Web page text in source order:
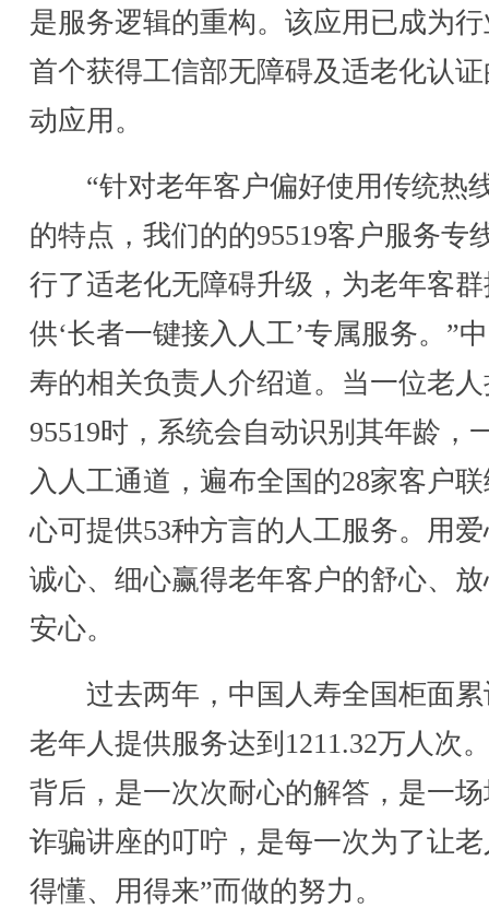
是服务逻辑的重构。该应用已成为
首个获得工信部无障碍及适老化认
动应用。
“针对老年客户偏好使用传统热
的特点，我们的的95519客户服务专
行了适老化无障碍升级，为老年客
供‘长者一键接入人工’专属服务。”
寿的相关负责人介绍道。当一位老
95519时，系统会自动识别其年龄，
入人工通道，遍布全国的28家客户
心可提供53种方言的人工服务。用
诚心、细心赢得老年客户的舒心、
安心。
过去两年，中国人寿全国柜面累
老年人提供服务达到1211.32万人次
背后，是一次次耐心的解答，是一
诈骗讲座的叮咛，是每一次为了让老
得懂、用得来”而做的努力。